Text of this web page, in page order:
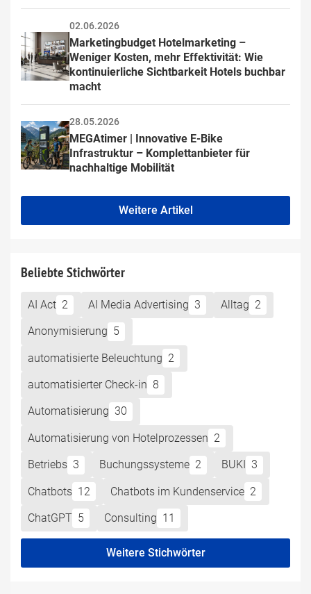
02.06.2026
Marketingbudget Hotelmarketing –
Weniger Kosten, mehr Effektivität: Wie
kontinuierliche Sichtbarkeit Hotels buchbar
macht
28.05.2026
MEGAtimer | Innovative E-Bike
Infrastruktur – Komplettanbieter für
nachhaltige Mobilität
Weitere Artikel
Beliebte Stichwörter
AI Act 2 AI Media Advertising 3 Alltag 2
Anonymisierung 5
automatisierte Beleuchtung 2
automatisierter Check-in 8
Automatisierung 30
Automatisierung von Hotelprozessen 2
Betriebs 3 Buchungssysteme 2 BUKI 3
Chatbots 12 Chatbots im Kundenservice 2
ChatGPT 5 Consulting 11
Weitere Stichwörter